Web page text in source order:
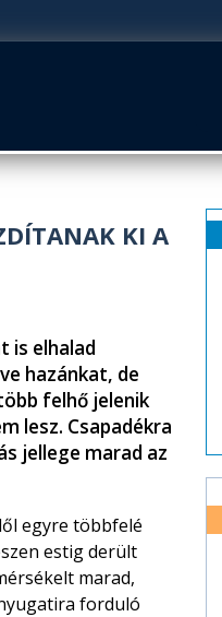
KI A
is elhalad
hazánkat, de
felhő jelenik
lesz. Csapadékra
jellege marad az
egyre többfelé
estig derült
marad,
forduló